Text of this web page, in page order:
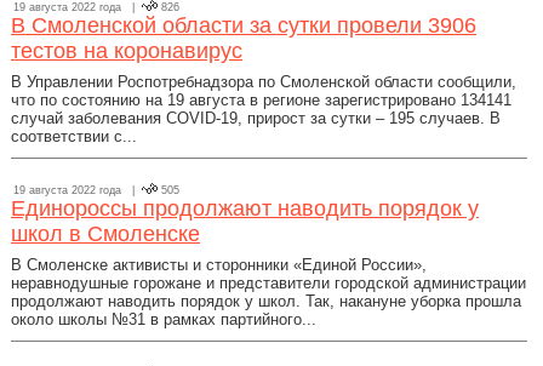
19 августа 2022 года | 826
В Смоленской области за сутки провели 3906
тестов на коронавирус
В Управлении Роспотребнадзора по Смоленской области сообщили,
что по состоянию на 19 августа в регионе зарегистрировано 134141
случай заболевания COVID-19, прирост за сутки – 195 случаев. В
соответствии с...
19 августа 2022 года | 505
Единороссы продолжают наводить порядок у
школ в Смоленске
В Смоленске активисты и сторонники «Единой России»,
неравнодушные горожане и представители городской администрации
продолжают наводить порядок у школ. Так, накануне уборка прошла
около школы №31 в рамках партийного...